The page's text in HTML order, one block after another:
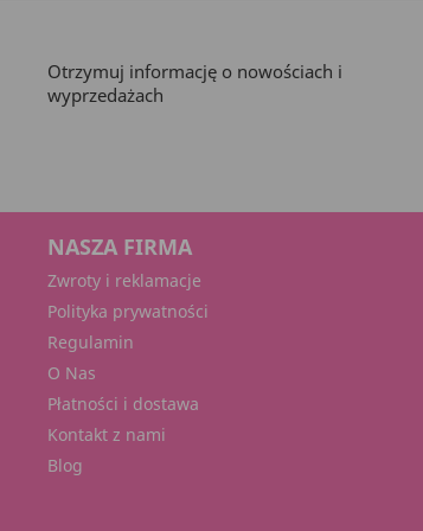
Otrzymuj informację o nowościach i
wyprzedażach
NASZA FIRMA
Zwroty i reklamacje
Polityka prywatności
Regulamin
O Nas
Płatności i dostawa
Kontakt z nami
Blog